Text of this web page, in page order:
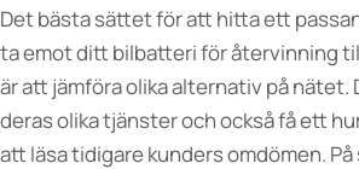
Det bästa sättet för att hitta ett
ta emot ditt bilbatteri för återvinning
är att jämföra olika alternativ på nätet.
deras olika tjänster och också få ett
att läsa tidigare kunders omdömen. På